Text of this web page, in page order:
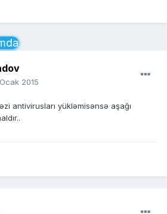
2015
antivirusları yükləmisənsə aşağı